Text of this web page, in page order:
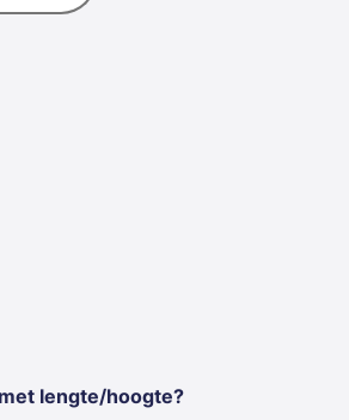
lengte/hoogte?